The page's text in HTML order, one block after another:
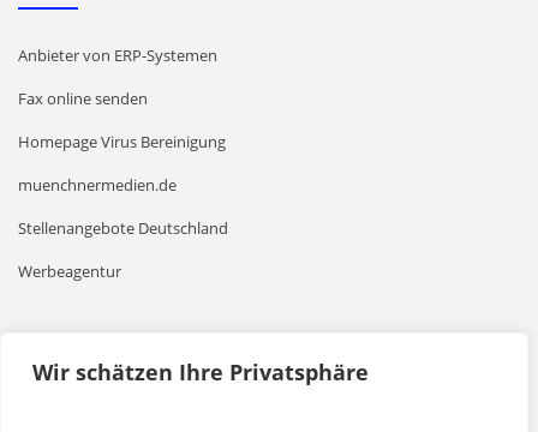
Wir schätzen Ihre Privatsphäre
Anbieter von ERP-Systemen
Fax online senden
Homepage Virus Bereinigung
muenchnermedien.de
Stellenangebote Deutschland
Werbeagentur